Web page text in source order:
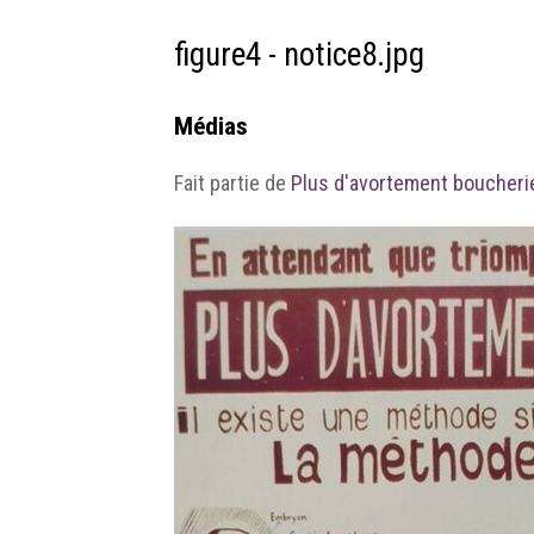
figure4 - notice8.jpg
Médias
Fait partie de Plus d'avortement